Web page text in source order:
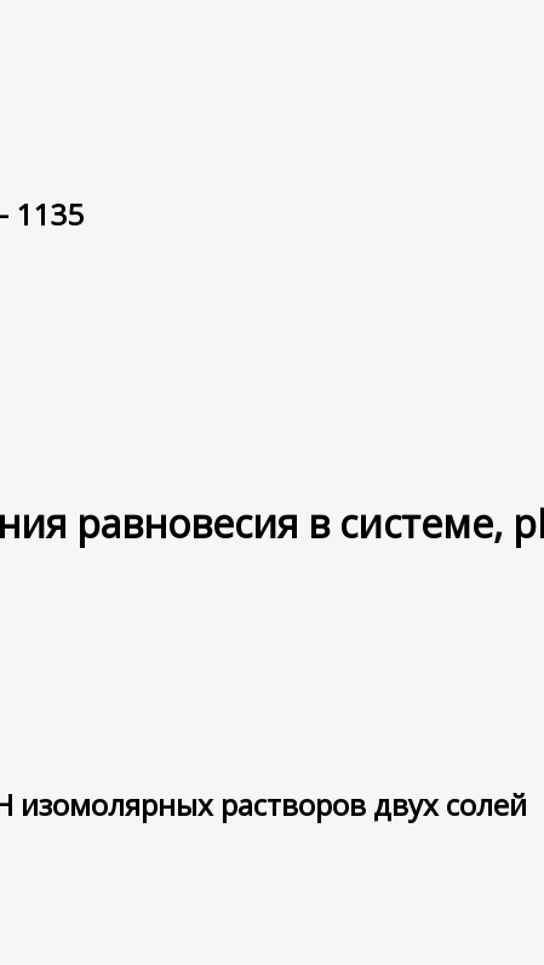
1135
равновесия в системе,
растворов двух солей